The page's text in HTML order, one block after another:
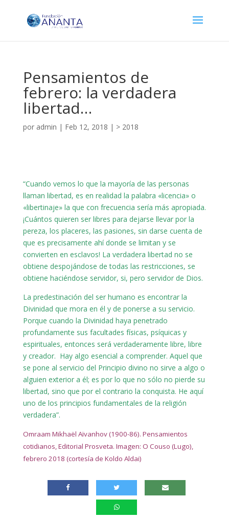
Pensamientos de
febrero: la verdadera
libertad…
por admin | Feb 12, 2018 | > 2018
“Cuando vemos lo que la mayoría de las personas
llaman libertad, es en realidad la palabra «licencia» o
«libertinaje» la que con frecuencia sería más apropiada.
¡Cuántos quieren ser libres para dejarse llevar por la
pereza, los placeres, las pasiones, sin darse cuenta de
que es precisamente ahí donde se limitan y se
convierten en esclavos! La verdadera libertad no se
obtiene despojándose de todas las restricciones, se
obtiene haciéndose servidor, si, pero servidor de Dios.
La predestinación del ser humano es encontrar la
Divinidad que mora en él y de ponerse a su servicio.
Porque cuando la Divinidad haya penetrado
profundamente sus facultades físicas, psíquicas y
espirituales, entonces será verdaderamente libre, libre
y creador. Hay algo esencial a comprender. Aquel que
se pone al servicio del Principio divino no sirve a algo o
alguien exterior a él; es por lo que no sólo no pierde su
libertad, sino que por el contrario la conquista. He aquí
uno de los principios fundamentales de la religión
verdadera”.
Omraam Mikhaël Aïvanhov (1900-86). Pensamientos
cotidianos, Editorial Prosveta. Imagen: O Couso (Lugo),
febrero 2018 (cortesía de Koldo Aldai)